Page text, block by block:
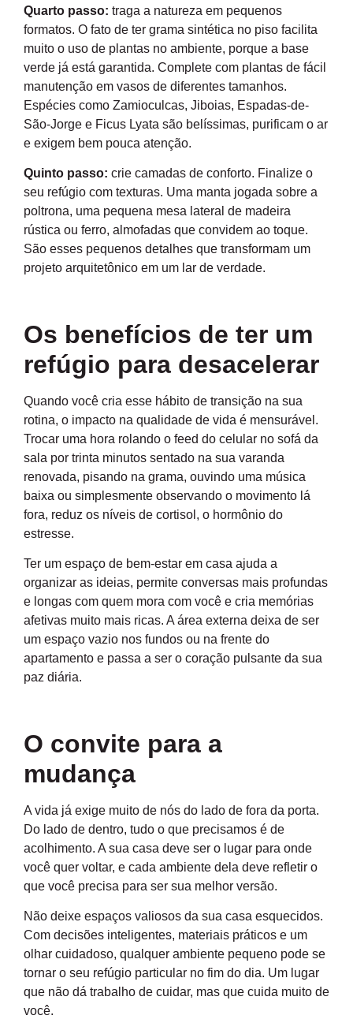
Quarto passo: traga a natureza em pequenos
formatos. O fato de ter grama sintética no piso facilita
muito o uso de plantas no ambiente, porque a base
verde já está garantida. Complete com plantas de fácil
manutenção em vasos de diferentes tamanhos.
Espécies como Zamioculcas, Jiboias, Espadas-de-
São-Jorge e Ficus Lyata são belíssimas, purificam o ar
e exigem bem pouca atenção.
Quinto passo: crie camadas de conforto. Finalize o
seu refúgio com texturas. Uma manta jogada sobre a
poltrona, uma pequena mesa lateral de madeira
rústica ou ferro, almofadas que convidem ao toque.
São esses pequenos detalhes que transformam um
projeto arquitetônico em um lar de verdade.
Os benefícios de ter um
refúgio para desacelerar
Quando você cria esse hábito de transição na sua
rotina, o impacto na qualidade de vida é mensurável.
Trocar uma hora rolando o feed do celular no sofá da
sala por trinta minutos sentado na sua varanda
renovada, pisando na grama, ouvindo uma música
baixa ou simplesmente observando o movimento lá
fora, reduz os níveis de cortisol, o hormônio do
estresse.
Ter um espaço de bem-estar em casa ajuda a
organizar as ideias, permite conversas mais profundas
e longas com quem mora com você e cria memórias
afetivas muito mais ricas. A área externa deixa de ser
um espaço vazio nos fundos ou na frente do
apartamento e passa a ser o coração pulsante da sua
paz diária.
O convite para a
mudança
A vida já exige muito de nós do lado de fora da porta.
Do lado de dentro, tudo o que precisamos é de
acolhimento. A sua casa deve ser o lugar para onde
você quer voltar, e cada ambiente dela deve refletir o
que você precisa para ser sua melhor versão.
Não deixe espaços valiosos da sua casa esquecidos.
Com decisões inteligentes, materiais práticos e um
olhar cuidadoso, qualquer ambiente pequeno pode se
tornar o seu refúgio particular no fim do dia. Um lugar
que não dá trabalho de cuidar, mas que cuida muito de
você.